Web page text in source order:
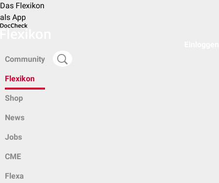
Das Flexikon
als App
Community
Flexikon
Shop
News
Jobs
CME
Flexa